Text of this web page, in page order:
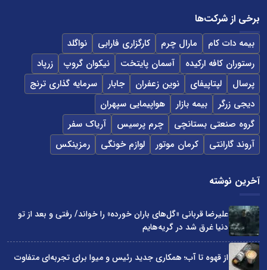
برخی از شرکت‌ها
بیمه دات کام مارال چرم کارگزاری فارابی
نواگلد
رستوران کافه ارکیده
آسمان پایتخت نیکوان گروپ
زرپاد
پرسال
لپتاپیفای نوین زعفران جابار
سرمایه گذاری ترنج
دیجی زرگر
بیمه بازار
هواپیمایی سپهران
گروه صنعتی بستانچی
چرم پرسیس
آریاک سفر
آروند گارانتی
کرمان موتور لوازم خونگی رمزینکس
آخرین نوشته
علیرضا قربانی «گل‌های باران خورده» را خواند/ رفتی و بعد از تو
دنیا غرق شد در گریه‌هایم
از قهوه تا آب؛ همکاری جدید رئیس و میوا برای تجربه‌ای متفاوت